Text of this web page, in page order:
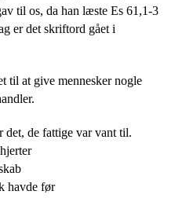
til os, da han læste Es 61,1-3
er det skriftord gået i
til at give mennesker nogle
det, de fattige var vant til.
havde før